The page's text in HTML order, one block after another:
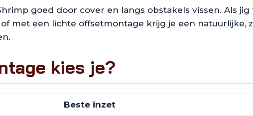
goed door cover en langs obstakels vissen. Als
met een lichte offsetmontage krijg je een natuurlijke,
kies je?
Beste inzet